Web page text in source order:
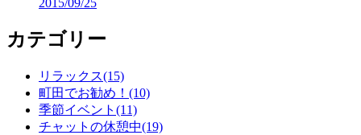
カテゴリー
リラックス(15)
町田でお勧め！(10)
季節イベント(11)
チャットの休憩中(19)